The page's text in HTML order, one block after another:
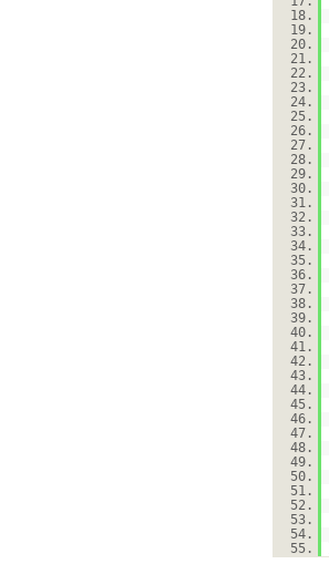
18.
19.
20.
21.
22.
23.
24.
25.
26.
27.
28.
29.
30.
31.
32.
33.
34.
35.
36.
37.
38.
39.
40.
41.
42.
43.
44.
45.
46.
47.
48.
49.
50.
51.
52.
53.
54.
55.